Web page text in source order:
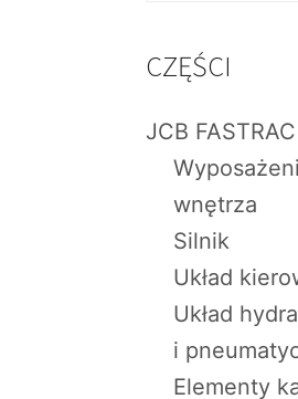
CZĘŚCI
JCB FASTRAC
wnętrza
Silnik
Układ
Układ
i
Elementy